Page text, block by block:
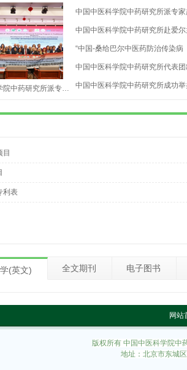
中药研究所组织开展
院中药研究所派专…
中国中医科学院中药研究所派专
中国中医科学院中药研究所赴爱
“中国-桑给巴尔中医药防治传染
中国中医科学院中药研究所代表
中国中医科学院中药研究所成功
目
利表
(英文) 全文期刊 电子图书
网站
版权所有 中国中医科学院中
地址：北京市东城